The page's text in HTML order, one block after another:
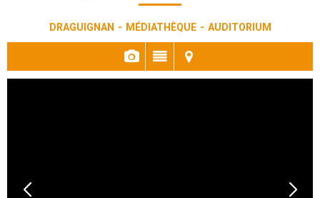
DRAGUIGNAN MÉDIATHÈQUE AUDITORIUM